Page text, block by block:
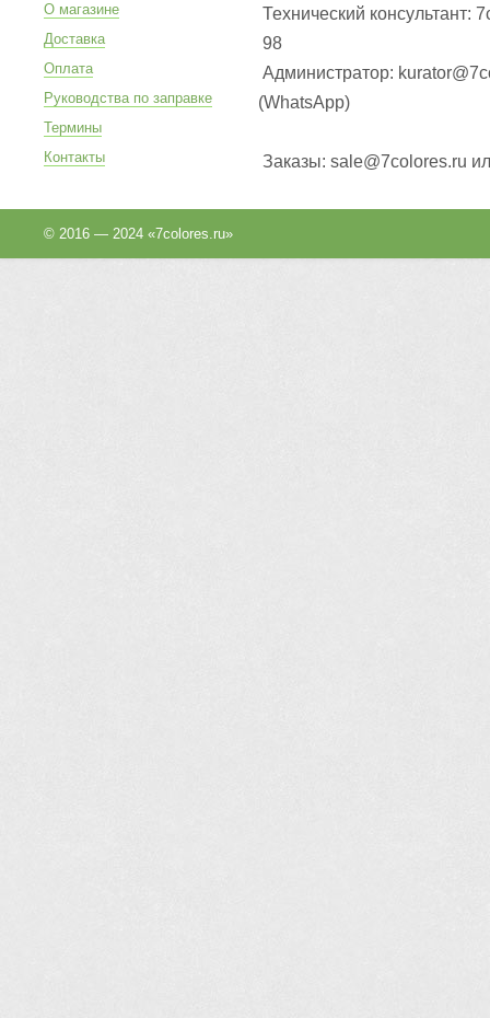
О магазине
Доставка
Оплата
Руководства по заправке
Термины
Контакты
Технический консультант:
98
Администратор:
(WhatsApp)
Заказы: sale@7colores.ru
© 2016 — 2024 «7colores.ru»